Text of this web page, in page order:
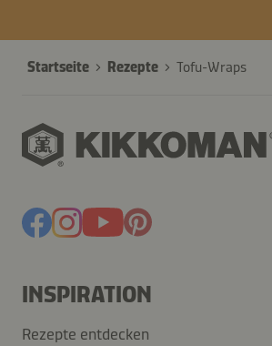
Startseite Rezepte Tofu-Wraps
INSPIRATION
Rezepte entdecken